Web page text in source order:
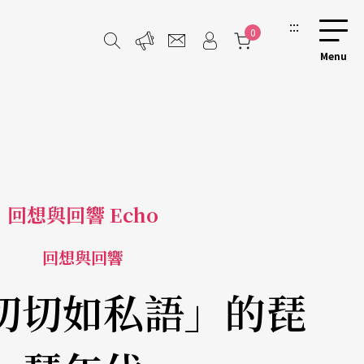
0 :::
回想與回響 Echo
回想與回響
切如私語」的琵